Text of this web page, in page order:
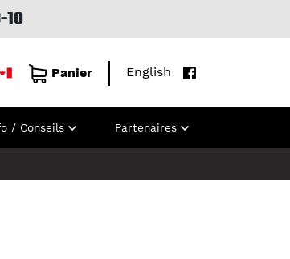
10
Panier English
/ Conseils Partenaires